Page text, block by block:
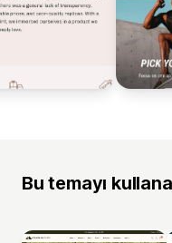
Bu temayı